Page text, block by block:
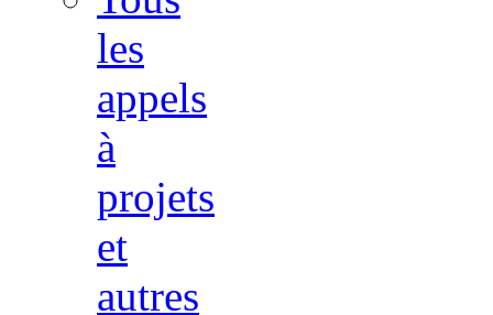
les
appels
à
projets
et
autres